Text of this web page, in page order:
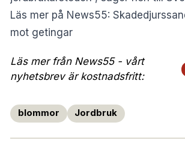
Läs mer på News55:
mot getingar
Läs mer från News55 - vårt
nyhetsbrev är kostnadsfritt:
blommor Jordbruk